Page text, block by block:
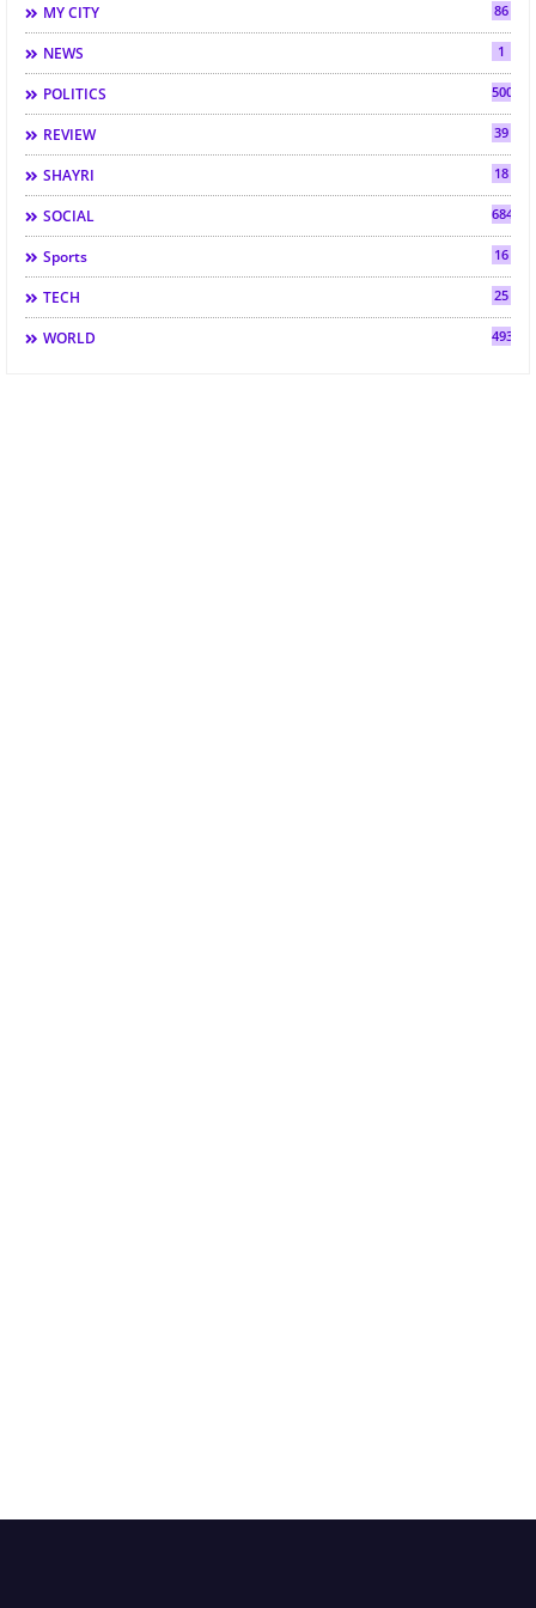
MY CITY 86
NEWS 1
POLITICS 500
REVIEW 39
SHAYRI 18
SOCIAL 684
Sports 16
TECH 25
WORLD 493